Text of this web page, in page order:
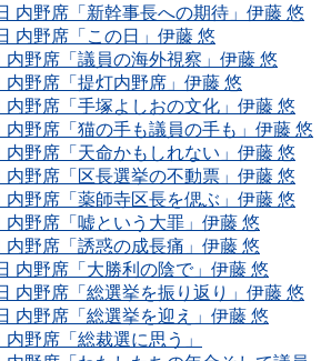
内野席「新幹事長への期待」伊藤 悠
内野席「この日」伊藤 悠
内野席「議員の海外視察」伊藤 悠
内野席「提灯内野席」伊藤 悠
内野席「手塚よしおの文化」伊藤 悠
内野席「猫の手も議員の手も」伊藤 悠
内野席「天命かもしれない」伊藤 悠
内野席「区長選挙の不動票」伊藤 悠
内野席「薬師寺区長を偲ぶ」伊藤 悠
内野席「嘘という大罪」伊藤 悠
内野席「誘惑の成長痛」伊藤 悠
内野席「大勝利の陰で」伊藤 悠
内野席「総選挙を振り返り」伊藤 悠
内野席「総選挙を迎え」伊藤 悠
内野席「総裁選に思う」